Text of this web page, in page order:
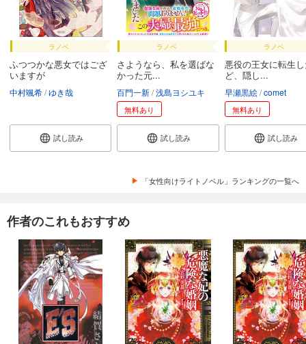
ラノベ
ふつつかな悪女ではござ
いますが
中村颯希 ゆき哉
試し読み
ラノベ
さようなら、私を選ばな
かった元...
百門一新 浅島ヨシユキ
無料あり
試し読み
ラノベ
悪役の王女に転生
ど、隠し...
早瀬黒絵 comet
無料あり
試し読み
「女性向けライトノベル」ランキングの一覧へ
作者のこれもおすすめ